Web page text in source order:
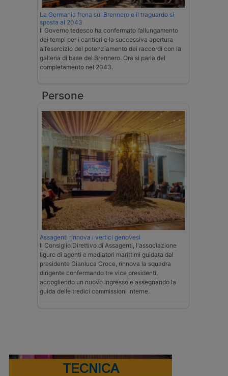
La Germania frena sul Brennero e il traguardo si
sposta al 2043
Il Governo tedesco ha confermato l’allungamento
dei tempi per i cantieri e la successiva apertura
all’esercizio del potenziamento dei raccordi con la
galleria di base del Brennero. Ora si parla del
completamento nel 2043.
Persone
Assagenti rinnova i vertici genovesi
Il Consiglio Direttivo di Assagenti, l'associazione
ligure di agenti e mediatori marittimi guidata dal
presidente Gianluca Croce, rinnova la squadra
dirigente confermando tre vice presidenti,
accogliendo un nuovo ingresso e assegnando la
guida delle tredici commissioni interne.
TECNICA